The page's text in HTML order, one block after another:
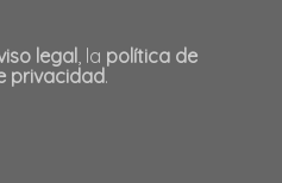
legal , la política de
privacidad.